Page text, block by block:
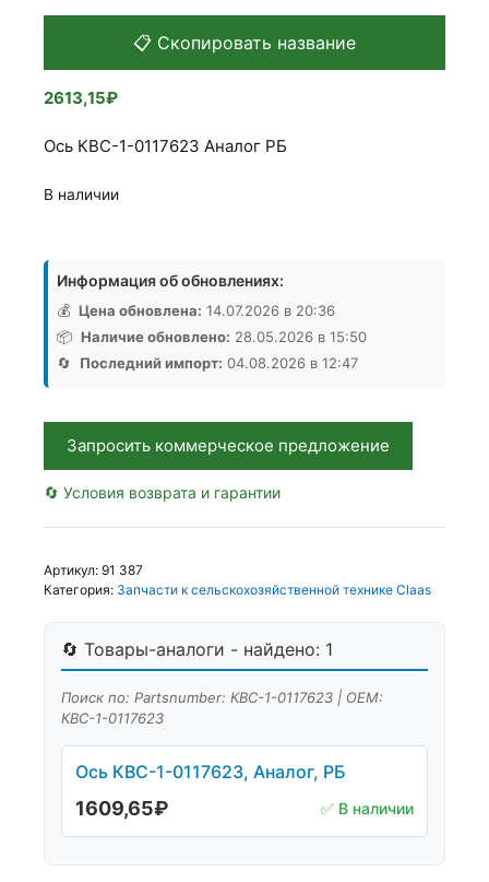
📋 Скопировать название
2613,15₽
Ось КВС-1-0117623 Аналог РБ
В наличии
товара
Ось
КВС-1-
0117623,
Аналог,
РБ
Информация об обновлениях:
💰 Цена обновлена: 14.07.2026 в 20:36
📦 Наличие обновлено: 28.05.2026 в 15:50
🔄
Последний импорт: 04.08.2026 в 12:47
Запросить коммерческое предложение
🔄 Условия возврата и гарантии
Артикул: 91 387
Категория: Запчасти к сельскохозяйственной технике Claas
🔄 Товары-аналоги - найдено: 1
Поиск по: Partsnumber: КВС-1-0117623 | OEM:
КВС-1-0117623
Ось КВС-1-0117623, Аналог, РБ
1609,65₽ ✅ В наличии